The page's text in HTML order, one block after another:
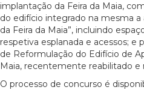
implantação da Feira da Maia,
do edifício integrado na mesma a
da Feira da Maia”, incluindo
respetiva esplanada e acessos; e
de Reformulação do Edifício de
Maia, recentemente reabilitado e
O processo de concurso é